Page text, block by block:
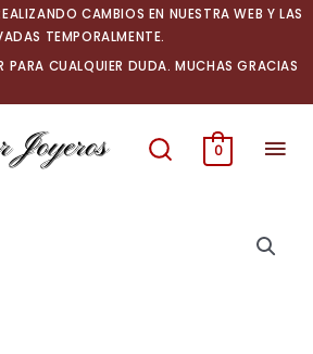
CAMBIOS EN NUESTRA WEB Y LAS
TEMPORALMENTE.
CUALQUIER DUDA. MUCHAS GRACIAS
0